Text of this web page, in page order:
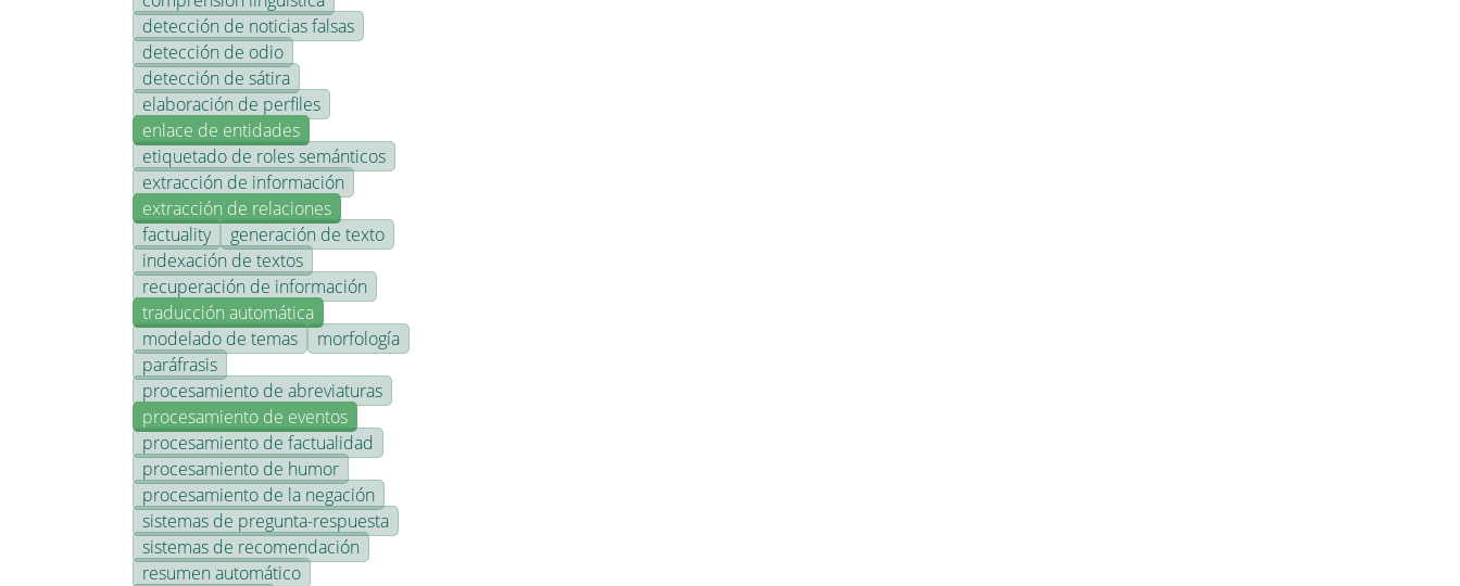
detección de noticias falsas
detección de odio
detección de sátira
elaboración de perfiles
enlace de entidades
etiquetado de roles semánticos
extracción de información
extracción de relaciones
factuality
generación de texto
indexación de textos
recuperación de información
traducción automática
modelado de temas
morfología
paráfrasis
procesamiento de abreviaturas
procesamiento de eventos
procesamiento de factualidad
procesamiento de humor
procesamiento de la negación
sistemas de pregunta-respuesta
sistemas de recomendación
resumen automático